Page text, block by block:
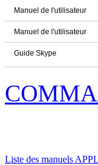
Manuel de l'utilisateur
Manuel de l'utilisateur
Guide Skype
Liste des manuels